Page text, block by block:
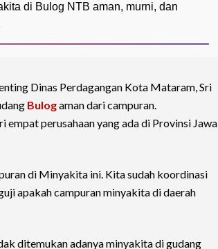
di Bulog NTB aman, murni, dan
Dinas Perdagangan Kota Mataram, Sri
Bulogaman dari campuran.
perusahaan yang ada di Provinsi Jawa
di Minyakita ini. Kita sudah koordinasi
apakah campuran minyakita di daerah
ditemukan adanya minyakita di gudang